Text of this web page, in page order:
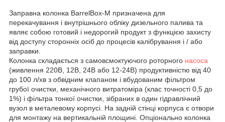
Заправна колонка BarrelBox-M призначена для
перекачування і внутрішнього обліку дизельного палива та
являє собою готовий і недорогий продукт з функцією захисту
від доступу сторонніх осіб до процесів калібрування і / або
заправки.
Колонка складається з самовсмоктуючого роторного насоса
(живлення 220В, 12В, 24В або 12-24В) продуктивністю від 40
до 100 л/хв з обвідним клапаном і вбудованим фільтром
грубої очистки, механічного витратоміра (клас точності 0,5 до
1%) і фільтра тонкої очистки, зібраних в один гідравлічний
вузол в металевому корпусі. На задній стінці корпуса є отвори
для монтажу на вертикальній площині. Опціонально колонка